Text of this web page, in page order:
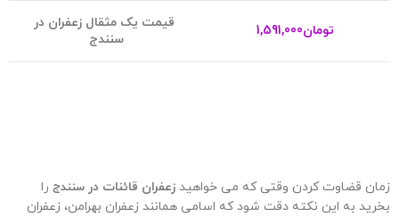
تومان1,591,000
قیمت یک مثقال زعفران در
سنندج
زمان قضاوت کردن وقتی که می خواهید زعفران قائنات در سنندج را
بخرید به این نکته دقت شود که اسامی همانند زعفران بهرامن، زعفران